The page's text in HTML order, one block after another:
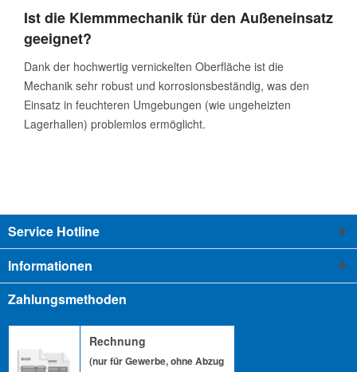
Ist die Klemmmechanik für den Außeneinsatz
geeignet?
Dank der hochwertig vernickelten Oberfläche ist die
Mechanik sehr robust und korrosionsbeständig, was den
Einsatz in feuchteren Umgebungen (wie ungeheizten
Lagerhallen) problemlos ermöglicht.
Service Hotline
Informationen
Zahlungsmethoden
Rechnung
(nur für Gewerbe, ohne Abzug